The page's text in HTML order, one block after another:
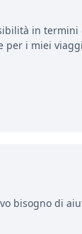
in
per i miei
bisogno di